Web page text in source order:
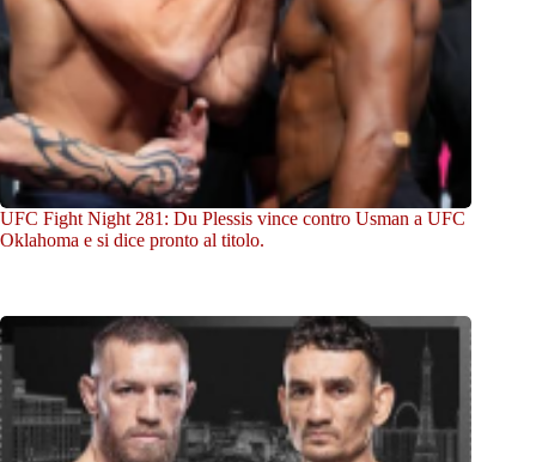
UFC Fight Night 281: Du Plessis vince contro Usman a UFC
Oklahoma e si dice pronto al titolo.